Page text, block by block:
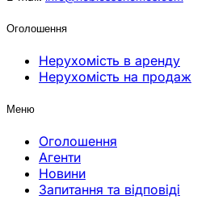
Оголошення
Нерухомість в аренду
Нерухомість на продаж
Меню
Оголошення
Агенти
Новини
Запитання та відповіді